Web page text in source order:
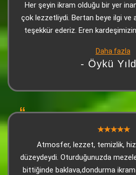
Her şeyin ikram olduğu bir yer
çok lezzetliydi. Bertan beye ilgi ve
teşekkür ederiz. Eren
Daha fazla
- Öykü
Atmosfer, lezzet, temizlik,
düzeydeydi. Oturduğunuzda
bittiğinde baklava,dondurma